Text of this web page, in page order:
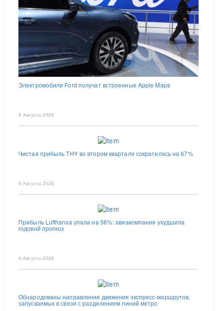
Электромобили Ford получат встроенные Apple Maps
5 Августа 2026
Чистая прибыль THY во втором квартале сократилась на 67%
5 Августа 2026
Прибыль Lufthansa упала на 56%: авиакомпания ухудшила
годовой прогноз
4 Августа 2026
Обнародованы направления движения экспресс-маршрутов,
запускаемых в связи с разделением линий метро